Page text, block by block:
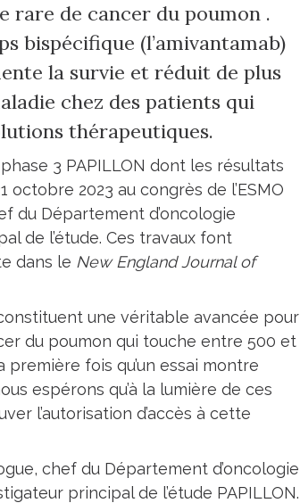
rare de cancer du poumon .
bispécifique (l’amivantamab)
la survie et réduit de plus
chez des patients qui
thérapeutiques.
3 PAPILLON dont les résultats
2023 au congrès de l’ESMO
du Département d’oncologie
de l’étude. Ces travaux font
dans le New England Journal of
une véritable avancée pour
du poumon qui touche entre 500 et
première fois qu’un essai montre
espérons qu’à la lumière de ces
l’autorisation d’accès à cette
chef du Département d’oncologie
principal de l’étude PAPILLON.